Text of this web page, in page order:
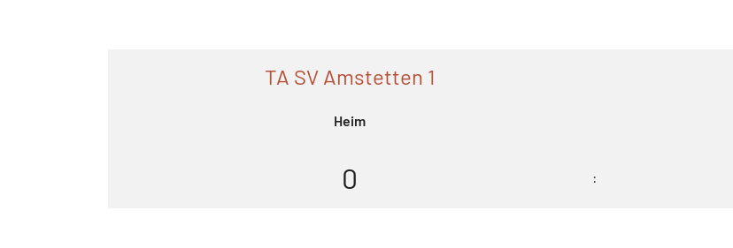
TA SV Amstetten 1
Heim
0 :